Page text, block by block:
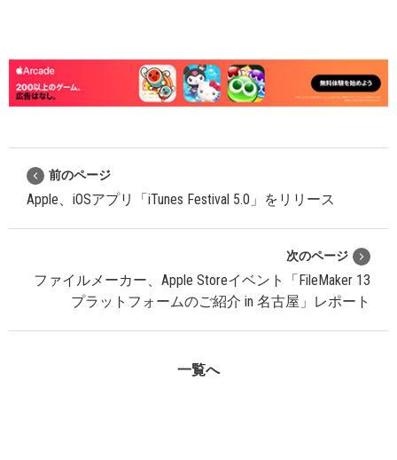
前のページ
Apple、iOSアプリ「iTunes Festival 5.0」をリリース
次のページ
ファイルメーカー、Apple Storeイベント「FileMaker 13
プラットフォームのご紹介 in 名古屋」レポート
一覧へ